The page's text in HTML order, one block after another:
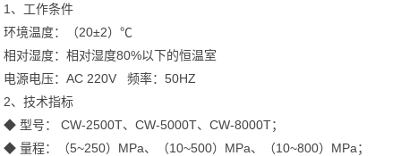
1、工作条件
环境温度：（20±2）℃
相对湿度：相对湿度80%以下的恒温室
电源电压：AC 220V 频率：50HZ
2、技术指标
◆ 型号： CW-2500T、CW-5000T、CW-8000T；
◆ 量程：（5~250）MPa、（10~500）MPa、（10~800）MPa；